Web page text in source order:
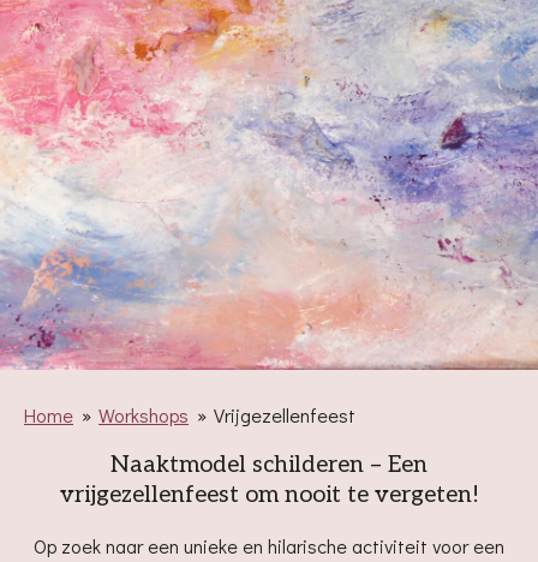
Home » Workshops » Vrijgezellenfeest
Naaktmodel schilderen – Een
vrijgezellenfeest om nooit te vergeten!
Op zoek naar een unieke en hilarische activiteit voor een